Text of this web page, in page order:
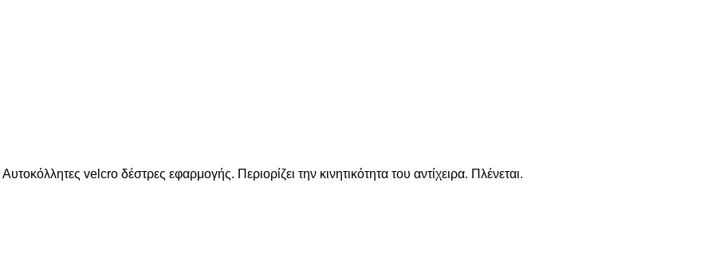
velcro δέστρες εφαρμογής. Περιορίζει την κινητικότητα του αντίχειρα. Πλένεται.